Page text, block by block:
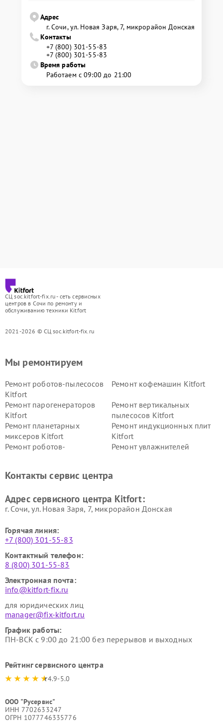
Адрес
г. Сочи, ул. Новая Заря, 7, микрорайон Донская
Контакты
+7 (800) 301-55-83
+7 (800) 301-55-83
Время работы
Работаем с 09:00 до 21:00
СЦ soc.kitfort-fix.ru - сеть сервисных
центров в Сочи по ремонту и
обслуживанию техники Kitfort
2021-2026 © СЦ soc.kitfort-fix.ru
Мы ремонтируем
Ремонт роботов-пылесосов
Kitfort
Ремонт кофемашин Kitfort
Ремонт парогенераторов
Kitfort
Ремонт вертикальных
пылесосов Kitfort
Ремонт планетарных
миксеров Kitfort
Ремонт индукционных плит
Kitfort
Ремонт роботов-
Ремонт увлажнителей
Kitfort
Kitfort
Kitfort
Kitfort
Контакты сервис центра
Адрес сервисного центра Kitfort:
г. Сочи, ул. Новая Заря, 7, микрорайон Донская
Горячая линия:
+7 (800) 301-55-83
Контактный телефон:
8 (800) 301-55-83
Электронная почта:
info@kitfort-fix.ru
для юридических лиц
manager@fix-kitfort.ru
График работы:
ПН-ВСК с 9:00 до 21:00 без перерывов и выходных
Рейтинг сервисного центра
4.9-5.0
ООО "Русервис"
ИНН 7702633247
ОГРН 1077746335776